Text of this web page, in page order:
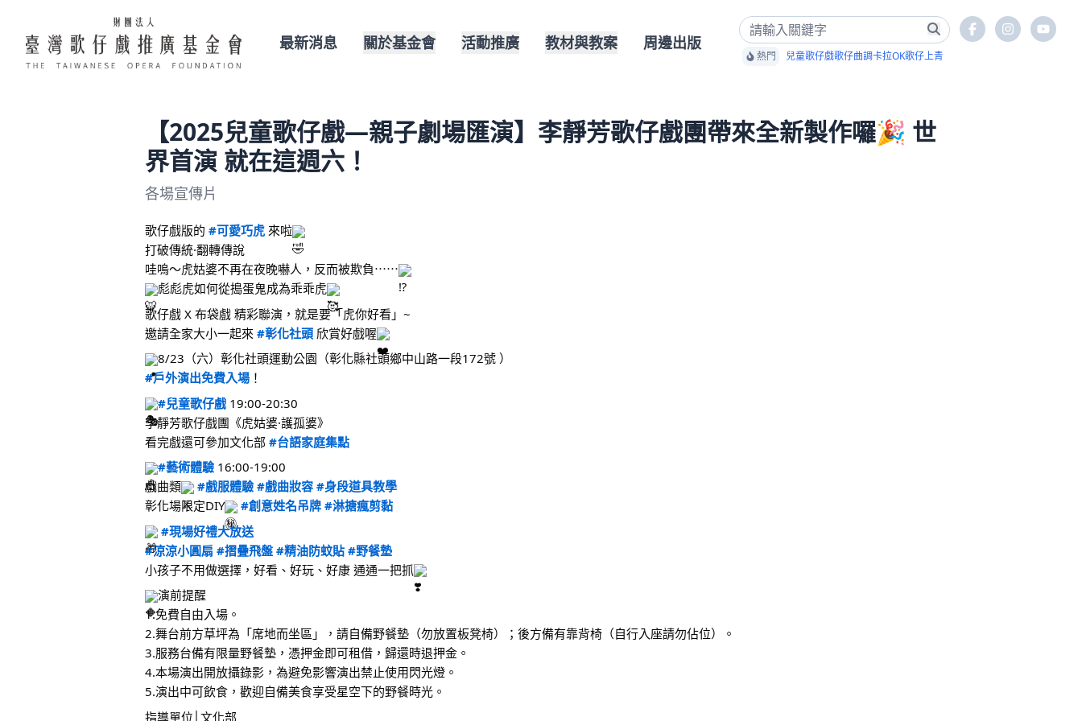
最新消息 關於基金會 活動推廣 教材與教案 周邊出版
熱門 兒童歌仔戲歌仔曲調卡拉OK歌仔上青
【2025兒童歌仔戲—親子劇場匯演】李靜芳歌仔戲團帶來全新製作囉🎉 世
界首演 就在這週六！
各場宣傳片
歌仔戲版的 #可愛巧虎 來啦
打破傳統·翻轉傳說
哇嗚～虎姑婆不再在夜晚嚇人，反而被欺負⋯⋯
彪彪虎如何從搗蛋鬼成為乖乖虎
歌仔戲 X 布袋戲 精彩聯演，就是要「虎你好看」~
邀請全家大小一起來 #彰化社頭 欣賞好戲喔
8/23（六）彰化社頭運動公園（彰化縣社頭鄉中山路一段172號 ）
#戶外演出免費入場 ！
#兒童歌仔戲 19:00-20:30
李靜芳歌仔戲團《虎姑婆·護孤婆》
看完戲還可參加文化部 #台語家庭集點
#藝術體驗 16:00-19:00
戲曲類
#戲服體驗 #戲曲妝容 #身段道具教學
彰化場限定DIY
#創意姓名吊牌 #淋搪瘋剪黏
#現場好禮大放送
#涼涼小圓扇 #摺疊飛盤 #精油防蚊貼 #野餐墊
小孩子不用做選擇，好看、好玩、好康 通通一把抓
演前提醒
1.免費自由入場。
2.舞台前方草坪為「席地而坐區」，請自備野餐墊（勿放置板凳椅）；後方備有靠背椅（自行入座請勿佔位）。
3.服務台備有限量野餐墊，憑押金即可租借，歸還時退押金。
4.本場演出開放攝錄影，為避免影響演出禁止使用閃光燈。
5.演出中可飲食，歡迎自備美食享受星空下的野餐時光。
指導單位│文化部